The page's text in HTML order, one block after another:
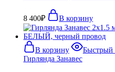
8 400₽ В корзину
В корзину Быстрый
Гирлянда Занавес